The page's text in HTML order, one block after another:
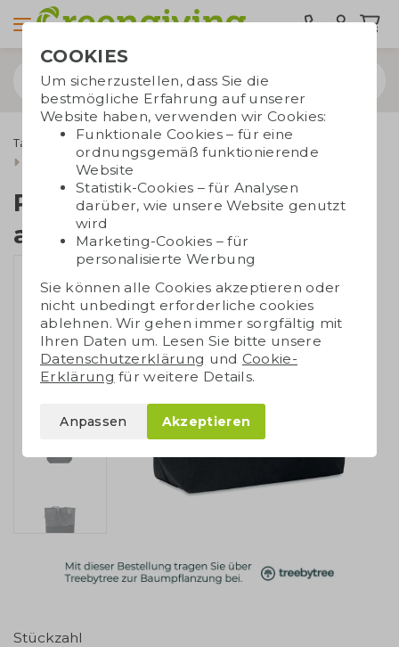
Taschen bedrucken Tragetaschen
Filztaschen
RPET Einkaufstasche aus Filz
RPET Einkaufstasche
aus Filz
Stückzahl
COOKIES
Um sicherzustellen, dass Sie die
bestmögliche Erfahrung auf unserer
Website haben, verwenden wir Cookies:
Funktionale Cookies – für eine
ordnungsgemäß funktionierende
Website
Statistik-Cookies – für Analysen
darüber, wie unsere Website genutzt
wird
Marketing-Cookies – für
personalisierte Werbung
Sie können alle Cookies akzeptieren oder
nicht unbedingt erforderliche cookies
ablehnen. Wir gehen immer sorgfältig mit
Ihren Daten um. Lesen Sie bitte unsere
Datenschutzerklärung und Cookie-
Erklärung für weitere Details.
Anpassen Akzeptieren